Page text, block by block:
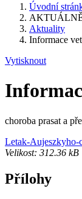
Úvodní
Aktuality
Informace
Vytisknout
choroba prasat a
Letak-
Velikost: 312.36 kB
Přílohy